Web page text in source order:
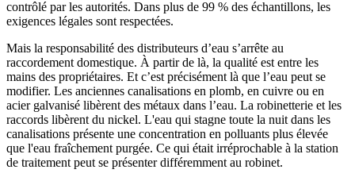
contrôlé par les autorités. Dans plus de 99 % des échantillons, les
exigences légales sont respectées.
Mais la responsabilité des distributeurs d’eau s’arrête au
raccordement domestique. À partir de là, la qualité est entre les
mains des propriétaires. Et c’est précisément là que l’eau peut se
modifier. Les anciennes canalisations en plomb, en cuivre ou en
acier galvanisé libèrent des métaux dans l’eau. La robinetterie et les
raccords libèrent du nickel. L'eau qui stagne toute la nuit dans les
canalisations présente une concentration en polluants plus élevée
que l'eau fraîchement purgée. Ce qui était irréprochable à la station
de traitement peut se présenter différemment au robinet.